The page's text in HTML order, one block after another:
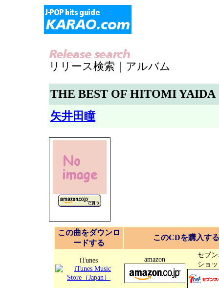
リリース検索｜アルバム
THE BEST OF HITOMI YAIDA
矢井田瞳
この曲をダウンロ
ードする
このCDを購入する
iTunes amazon
セブ
ショ